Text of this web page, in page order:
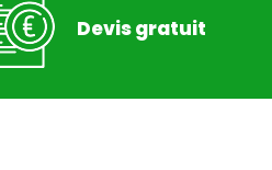
Devis gratuit